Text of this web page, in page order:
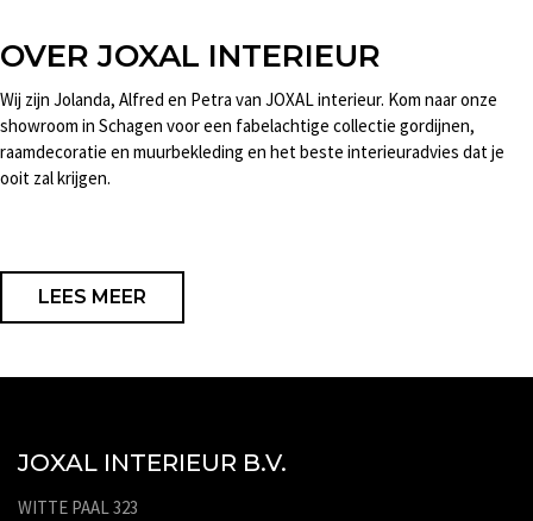
OVER JOXAL INTERIEUR
Wij zijn Jolanda, Alfred en Petra van JOXAL interieur. Kom naar onze
showroom in Schagen voor een fabelachtige collectie gordijnen,
raamdecoratie en muurbekleding en het beste interieuradvies dat je
ooit zal krijgen.
LEES MEER
JOXAL INTERIEUR B.V.
WITTE PAAL 323